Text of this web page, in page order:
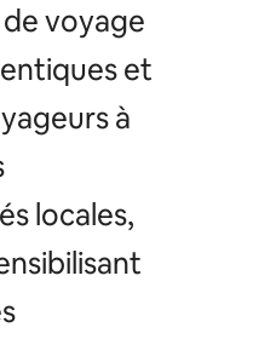
voyage
et
à
locales,